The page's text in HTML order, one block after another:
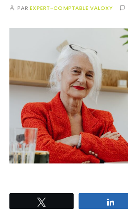
PAREXPERT-COMPTABLE VALOXY